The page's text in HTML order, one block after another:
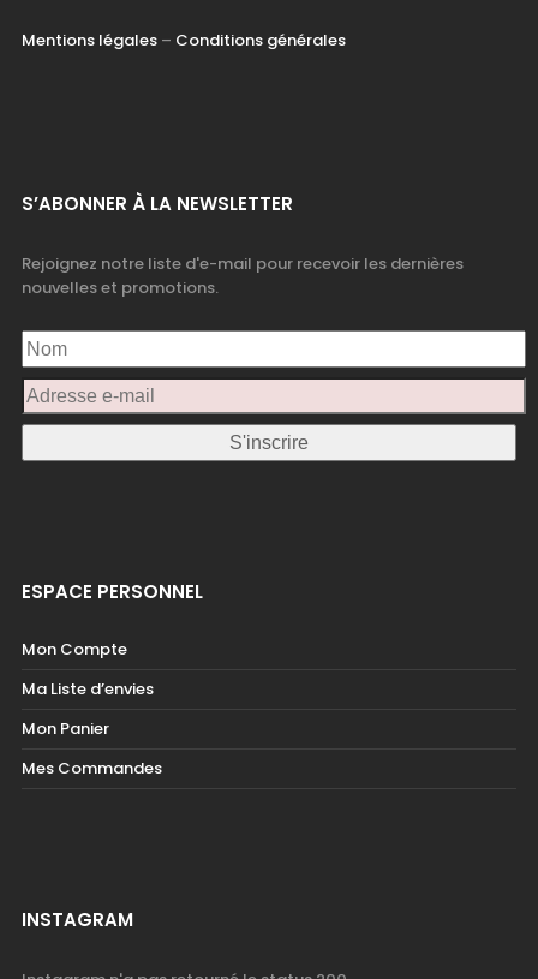
Mentions légales– Conditions générales
S’ABONNER À LA NEWSLETTER
Rejoignez notre liste d'e-mail pour recevoir les dernières
nouvelles et promotions.
ESPACE PERSONNEL
Mon Compte
Ma Liste d’envies
Mon Panier
Mes Commandes
INSTAGRAM